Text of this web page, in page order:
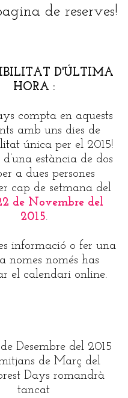
de reserves!
D'ÚLTIMA
HORA :
compta en aquests
amb uns dies de
única per el 2015!
estància de dos
a dues persones
cap de setmana del
de Novembre del
2015.
informació o fer una
nomes només has
el calendari online.
Desembre del 2015
de Març del
Days romandrà
tancat